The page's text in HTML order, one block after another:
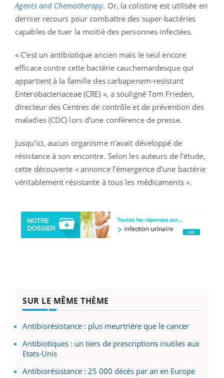
Agents and Chemotherapy. Or, la colistine est utilisée en
dernier recours pour combattre des super-bactéries
capables de tuer la moitié des personnes infectées.
« C'est un antibiotique ancien mais le seul encore
efficace contre cette bactérie cauchemardesque qui
appartient à la famille des carbapenem-resistant
Enterobacteriaceae (CRE) », a souligné Tom Frieden,
directeur des Centres de contrôle et de prévention des
maladies (CDC) lors d’une conférence de presse.
Jusqu’ici, aucun organisme n’avait développé de
résistance à son encontre. Selon les auteurs de l’étude,
cette découverte « annonce l’émergence d’une bactérie
véritablement résistante à tous les médicaments ».
SUR LE MÊME THÈME
Antibiorésistance : plus meurtrière que le cancer
Antibiotiques : un tiers de prescriptions inutiles aux
Etats-Unis
Antibiorésistance : 25 000 décès par an en Europe